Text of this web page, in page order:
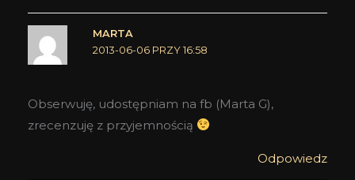
MARTA
2013-06-06 PRZY 16:58
Obserwuję, udostępniam na fb (Marta G),
zrecenzuję z przyjemnością
Odpowiedz